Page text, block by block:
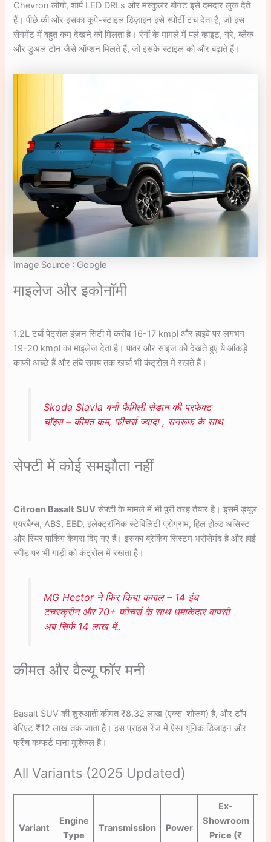
Chevron लोगो, शार्प LED DRLs और मस्कुलर बोनट इसे दमदार लुक देते
हैं। पीछे की ओर इसका कूपे-स्टाइल डिज़ाइन इसे स्पोर्टी टच देता है, जो इस
सेगमेंट में बहुत कम देखने को मिलता है। रंगों के मामले में पर्ल व्हाइट, ग्रे, ब्लैक
और डुअल टोन जैसे ऑप्शन मिलते हैं, जो इसके स्टाइल को और बढ़ाते हैं।
Image Source : Google
माइलेज और इकोनॉमी
1.2L टर्बो पेट्रोल इंजन सिटी में करीब 16-17 kmpl और हाइवे पर लगभग
19-20 kmpl का माइलेज देता है। पावर और साइज को देखते हुए ये आंकड़े
काफी अच्छे हैं और लंबे समय तक खर्चा भी कंट्रोल में रखते हैं।
Skoda Slavia बनी फैमिली सेडान की परफेक्ट
चॉइस – कीमत कम, फीचर्स ज्यादा , सनरूफ के साथ
सेफ्टी में कोई समझौता नहीं
Citroen Basalt SUV सेफ्टी के मामले में भी पूरी तरह तैयार है। इसमें ड्यूल
एयरबैग्स, ABS, EBD, इलेक्ट्रॉनिक स्टेबिलिटी प्रोग्राम, हिल होल्ड असिस्ट
और रियर पार्किंग कैमरा दिए गए हैं। इसका ब्रेकिंग सिस्टम भरोसेमंद है और हाई
स्पीड पर भी गाड़ी को कंट्रोल में रखता है।
MG Hector ने फिर किया कमाल – 14 इंच
टचस्क्रीन और 70+ फीचर्स के साथ धमाकेदार वापसी
अब सिर्फ 14 लाख में..
कीमत और वैल्यू फॉर मनी
Basalt SUV की शुरुआती कीमत ₹8.32 लाख (एक्स-शोरूम) है, और टॉप
वेरिएंट ₹12 लाख तक जाता है। इस प्राइस रेंज में ऐसा यूनिक डिजाइन और
फ्रेंच कम्फर्ट पाना मुश्किल है।
All Variants (2025 Updated)
Variant
Engine
Type
Transmission Power
Ex-
Showroom
Price (₹